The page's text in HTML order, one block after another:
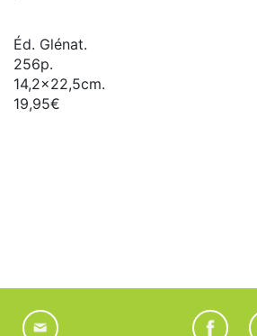
Éd. Glénat.
256p.
14,2x22,5cm.
19,95€